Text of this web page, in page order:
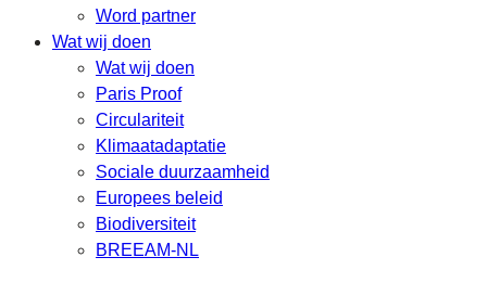
Word partner
Wat wij doen
Wat wij doen
Paris Proof
Circulariteit
Klimaatadaptatie
Sociale duurzaamheid
Europees beleid
Biodiversiteit
BREEAM-NL